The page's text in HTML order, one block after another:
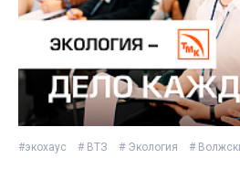
#экохаус # ВТЗ # Экология #